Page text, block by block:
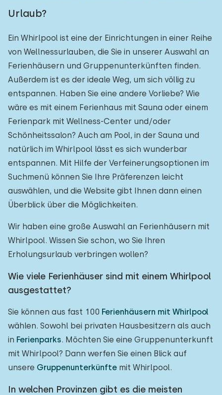
Urlaub?
Ein Whirlpool ist eine der Einrichtungen in einer Reihe
von Wellnessurlauben, die Sie in unserer Auswahl an
Ferienhäusern und Gruppenunterkünften finden.
Außerdem ist es der ideale Weg, um sich völlig zu
entspannen. Haben Sie eine andere Vorliebe? Wie
wäre es mit einem Ferienhaus mit Sauna oder einem
Ferienpark mit Wellness-Center und/oder
Schönheitssalon? Auch am Pool, in der Sauna und
natürlich im Whirlpool lässt es sich wunderbar
entspannen. Mit Hilfe der Verfeinerungsoptionen im
Suchmenü können Sie Ihre Präferenzen leicht
auswählen, und die Website gibt Ihnen dann einen
Überblick über die Möglichkeiten.
Wir haben eine große Auswahl an Ferienhäusern mit
Whirlpool. Wissen Sie schon, wo Sie Ihren
Erholungsurlaub verbringen wollen?
Wie viele Ferienhäuser sind mit einem Whirlpool
ausgestattet?
Sie können aus fast 100 Ferienhäusern mit Whirlpool
wählen. Sowohl bei privaten Hausbesitzern als auch
in Ferienparks. Möchten Sie eine Gruppenunterkunft
mit Whirlpool? Dann werfen Sie einen Blick auf
unsere Gruppenunterkünfte mit Whirlpool.
In welchen Provinzen gibt es die meisten